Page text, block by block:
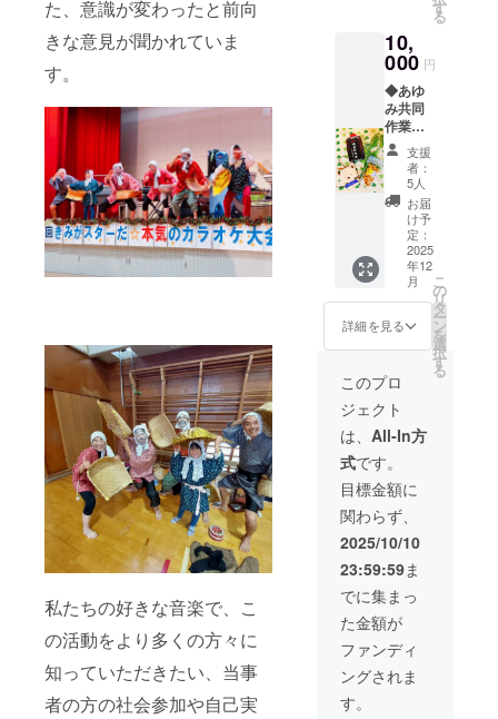
た、意識が変わったと前向
きな意見が聞かれていま
す。
私たちの好きな音楽で、こ
の活動をより多くの方々に
知っていただきたい、当事
者の方の社会参加や自己実
成分、
小麦、
カ
シュー
ナッ
ツ、
アーモ
ンド、
大豆を
含む ※
本品製
造工場
では、
卵、エ
ビを含
む製品
を製造
※ミック
為、内
容にバ
ラつき
が出る
場合が
ありま
す。 ※
賞味期
造日か
ら約6ヶ
月 製造
日から
できる
だけ早
く発送
されま
す。商
品開封
前には
必ずお
届けの
リター
ンに貼
付され
たラベ
ルや注
意書き
をご確
認くだ
さい。
※賞味期
限は製
ら約6ヶ
月 製造
日から
できる
だけ早
く発送
致しま
す。 ※
保存方
法 直射
日光を
避け開
封後は
冷蔵庫
10℃以
下で保
存して
下さ
い。 ※
す
る
10,
000 円
◆あゆ
み共同
作業所
製造 燻
製ミッ
クス
ナッツ
1袋 内
容量
55g〜
60g 原
材料及
び添加
物等の
食品表
示はお
届け商
品のラ
ベルに
表記さ
れま
す。商
品開封
前には
必ずお
届けの
リター
ンに貼
付され
たラベ
ルや注
意書き
をご確
認くだ
支援
者：
5人
お届
け予
定：
2025
年12
月
詳細を見る
こ
の
リ
タ
ー
ン
を
選
択
す
る
このプロ
ジェクト
は、 All-In方
式です。
目標金額に
関わらず、
2025/10/10
23:59:59ま
でに集まっ
た金額が
ファンディ
ングされま
す。